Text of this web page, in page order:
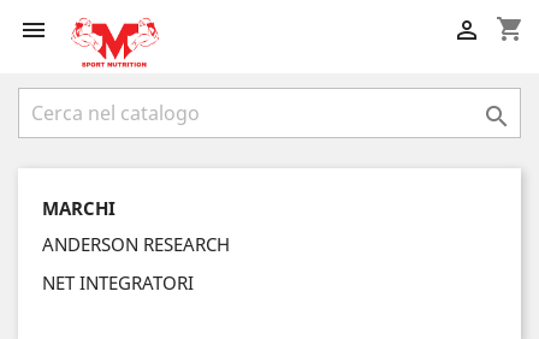
 shopping_cart


MARCHI
ANDERSON RESEARCH
NET INTEGRATORI